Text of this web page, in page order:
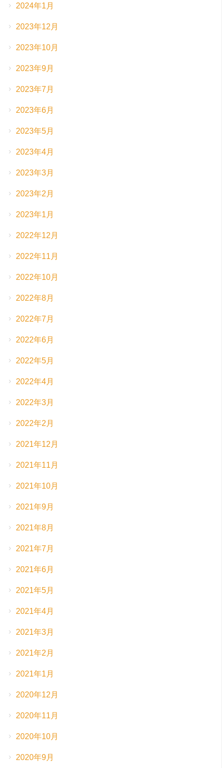
2024年1月
2023年12月
2023年10月
2023年9月
2023年7月
2023年6月
2023年5月
2023年4月
2023年3月
2023年2月
2023年1月
2022年12月
2022年11月
2022年10月
2022年8月
2022年7月
2022年6月
2022年5月
2022年4月
2022年3月
2022年2月
2021年12月
2021年11月
2021年10月
2021年9月
2021年8月
2021年7月
2021年6月
2021年5月
2021年4月
2021年3月
2021年2月
2021年1月
2020年12月
2020年11月
2020年10月
2020年9月